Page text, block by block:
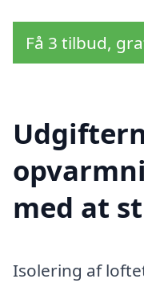
Få 3 tilbud,
med at
Isolering af